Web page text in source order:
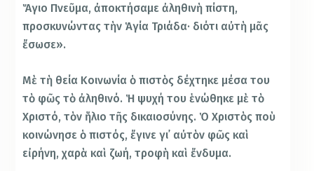
Ἅγιο Πνεῦμα, ἀποκτήσαμε ἀληθινὴ πίστη,
προσκυνώντας τὴν Ἁγία Τριάδα· διότι αὐτὴ μᾶς
ἔσωσε».
Μὲ τὴ θεία Κοινωνία ὁ πιστὸς δέχτηκε μέσα του
τὸ φῶς τὸ ἀληθινό. Ἡ ψυχή του ἑνώθηκε μὲ τὸ
Χριστό, τὸν ἥλιο τῆς δικαιοσύνης. Ὁ Χριστὸς ποὺ
κοινώνησε ὁ πιστός, ἔγινε γι᾿ αὐτὸν φῶς καὶ
εἰρήνη, χαρὰ καὶ ζωή, τροφὴ καὶ ἔνδυμα.